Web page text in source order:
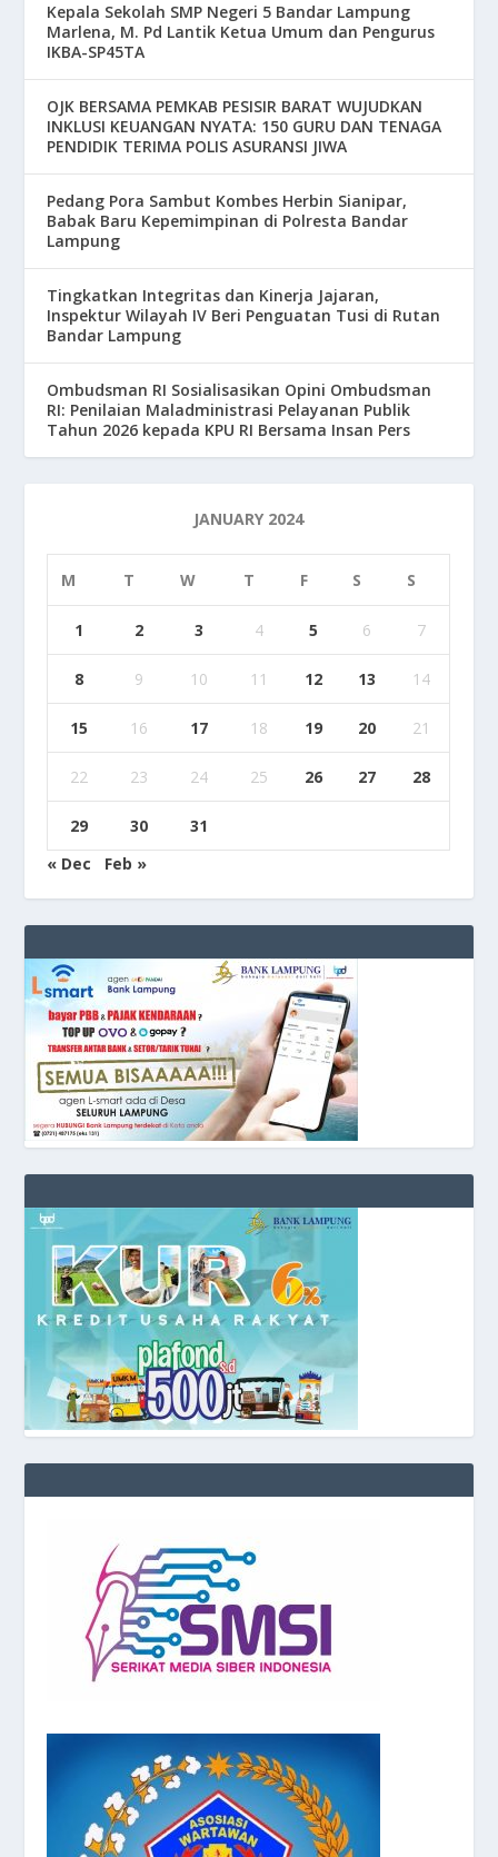
Kepala Sekolah SMP Negeri 5 Bandar Lampung
Marlena, M. Pd Lantik Ketua Umum dan Pengurus
IKBA-SP45TA
OJK BERSAMA PEMKAB PESISIR BARAT WUJUDKAN
INKLUSI KEUANGAN NYATA: 150 GURU DAN TENAGA
PENDIDIK TERIMA POLIS ASURANSI JIWA
Pedang Pora Sambut Kombes Herbin Sianipar,
Babak Baru Kepemimpinan di Polresta Bandar
Lampung
Tingkatkan Integritas dan Kinerja Jajaran,
Inspektur Wilayah IV Beri Penguatan Tusi di Rutan
Bandar Lampung
Ombudsman RI Sosialisasikan Opini Ombudsman
RI: Penilaian Maladministrasi Pelayanan Publik
Tahun 2026 kepada KPU RI Bersama Insan Pers
JANUARY 2024
M T W T F S S
1 2 3 4 5 6 7
8 9 10 11 12 13 14
15 16 17 18 19 20 21
22 23 24 25 26 27 28
29 30
31
« Dec
Feb »